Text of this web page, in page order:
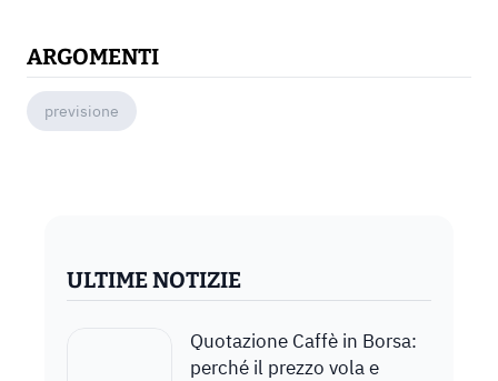
ARGOMENTI
previsione
ULTIME NOTIZIE
Quotazione Caffè in Borsa:
perché il prezzo vola e